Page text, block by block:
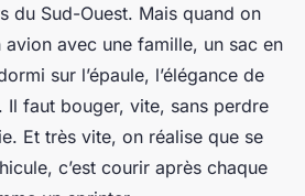
du Sud-Ouest. Mais quand on
avec une famille, un sac en
sur l’épaule, l’élégance de
Il faut bouger, vite, sans perdre
Et très vite, on réalise que se
c’est courir après chaque